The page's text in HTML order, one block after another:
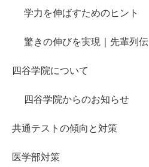
学力を伸ばすためのヒント
驚きの伸びを実現｜先輩列伝
四谷学院について
四谷学院からのお知らせ
共通テストの傾向と対策
医学部対策